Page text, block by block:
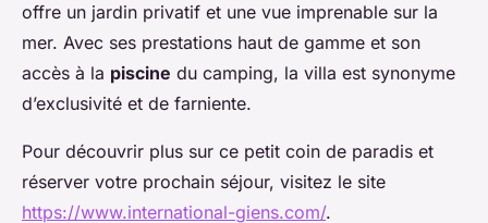
offre un jardin privatif et une vue imprenable sur la
mer. Avec ses prestations haut de gamme et son
accès à la piscine du camping, la villa est synonyme
d’exclusivité et de farniente.
Pour découvrir plus sur ce petit coin de paradis et
réserver votre prochain séjour, visitez le site
https://www.international-giens.com/.